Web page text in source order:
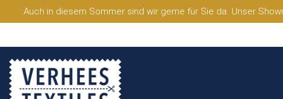
Auch in diesem Sommer sind wir gerne für Sie da. Unser